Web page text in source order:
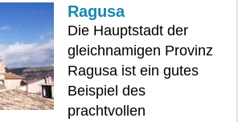
Ragusa
Die Hauptstadt der
gleichnamigen Provinz
Ragusa ist ein gutes
Beispiel des
prachtvollen